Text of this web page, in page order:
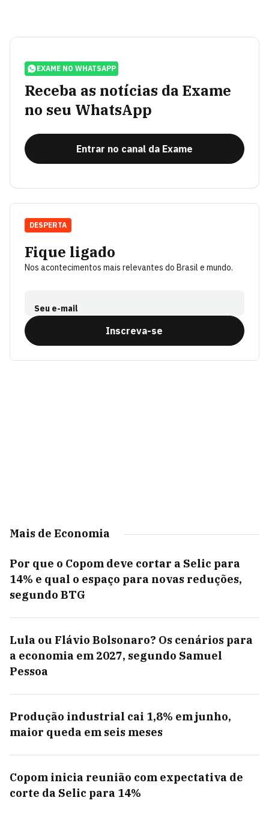
EXAME NO WHATSAPP
Receba as notícias da Exame
no seu WhatsApp
Entrar no canal da Exame
Fique ligado
Nos acontecimentos mais relevantes do Brasil e mundo.
Seu e-mail
Inscreva-se
DESPERTA
Mais de Economia
Por que o Copom deve cortar a Selic para
14% e qual o espaço para novas reduções,
segundo BTG
Lula ou Flávio Bolsonaro? Os cenários para
a economia em 2027, segundo Samuel
Pessoa
Produção industrial cai 1,8% em junho,
maior queda em seis meses
Copom inicia reunião com expectativa de
corte da Selic para 14%